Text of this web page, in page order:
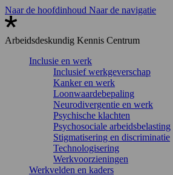
Naar de hoofdinhoud Naar de navigatie
Arbeidsdeskundig Kennis Centrum
Inclusie en werk
Inclusief werkgeverschap
Kanker en werk
Loonwaardebepaling
Neurodivergentie en werk
Psychische klachten
Psychosociale arbeidsbelasting
Stigmatisering en discriminatie
Technologisering
Werkvoorzieningen
Werkvelden en kaders